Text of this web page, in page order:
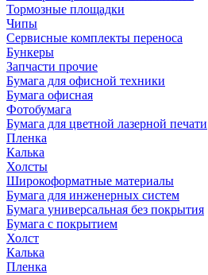
Тормозные площадки
Чипы
Сервисные комплекты переноса
Бункеры
Запчасти прочие
Бумага для офисной техники
Бумага офисная
Фотобумага
Бумага для цветной лазерной печати
Пленка
Калька
Холсты
Широкоформатные материалы
Бумага для инженерных систем
Бумага универсальная без покрытия
Бумага с покрытием
Холст
Калька
Пленка